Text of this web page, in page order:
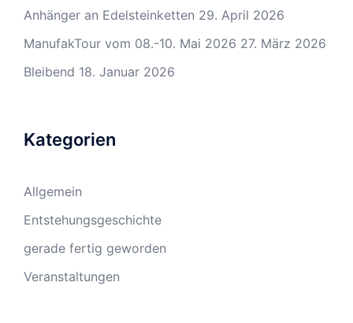
Anhänger an Edelsteinketten 29. April 2026
ManufakTour vom 08.-10. Mai 2026 27. März 2026
Bleibend 18. Januar 2026
Kategorien
Allgemein
Entstehungsgeschichte
gerade fertig geworden
Veranstaltungen